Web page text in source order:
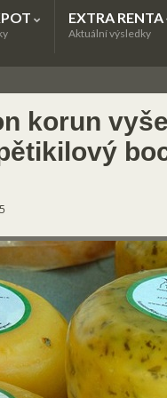
EXTRA RENTA
Aktuální výsledky
korun